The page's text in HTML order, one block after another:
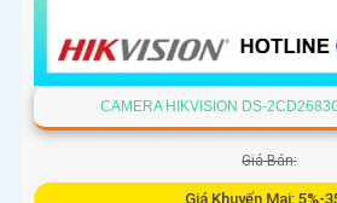
CAMERA HIKVISION DS-
Giá Bán:
Giá Khuyến Mại: 5%-